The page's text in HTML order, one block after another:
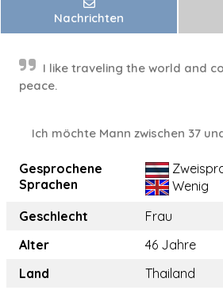
Nachrichten
I like traveling the world and
peace.
Ich möchte Mann zwischen 37
Gesprochene
Sprachen
Wenig
Geschlecht
Frau
Alter
46 Jahre
Land
Thailand